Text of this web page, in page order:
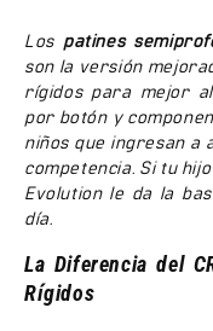
Los patines
son la versión
rígidos para mejor
por botón y
niños que ingresan a
competencia. Si tu
Evolution le da la
día.
La Diferencia del
Rígidos